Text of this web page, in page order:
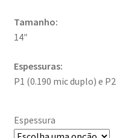
Tamanho:
14″
Espessuras:
P1 (0.190 mic duplo) e
Espessura